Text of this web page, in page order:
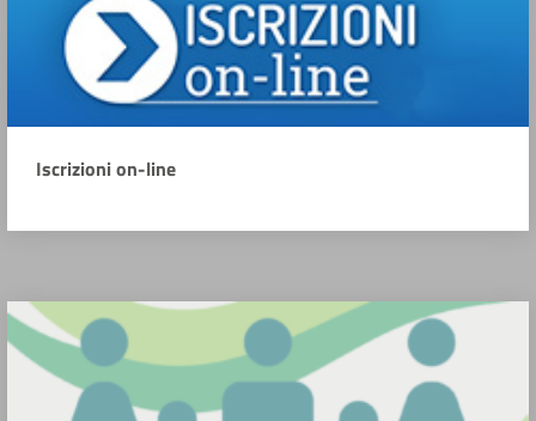
Iscrizioni on-line